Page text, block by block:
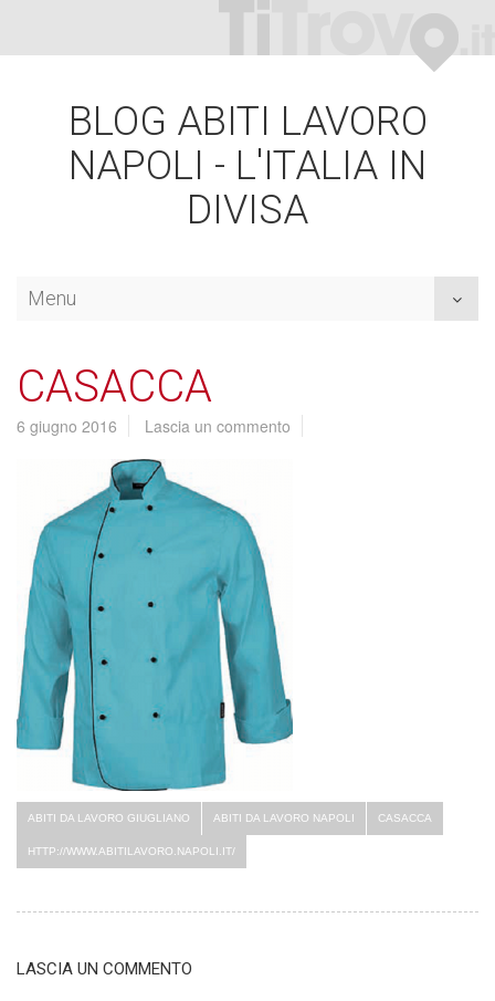
BLOG ABITI LAVORO
NAPOLI - L'ITALIA IN
DIVISA
Menu
CASACCA
6 giugno 2016 Lascia un commento
ABITI DA LAVORO GIUGLIANO ABITI DA LAVORO NAPOLI CASACCA
HTTP://WWW.ABITILAVORO.NAPOLI.IT/
LASCIA UN COMMENTO